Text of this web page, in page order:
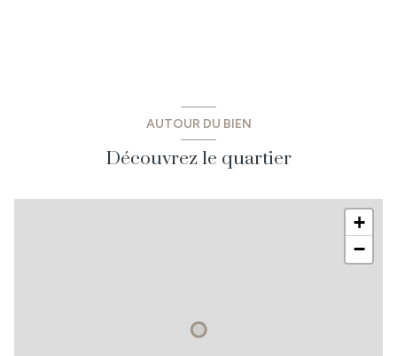
AUTOUR DU BIEN
Découvrez le quartier
+
−